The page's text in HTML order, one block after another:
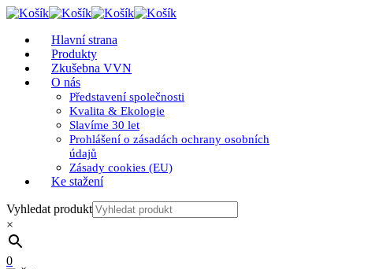
Hlavní strana
Produkty
Zkušebna VVN
O nás
Představení společnosti
Kvalita & Ekologie
Slavíme 30 let
Prohlášení o zásadách ochrany osobních
údajů
Zásady cookies (EU)
Ke stažení
Vyhledat produkt
×
0